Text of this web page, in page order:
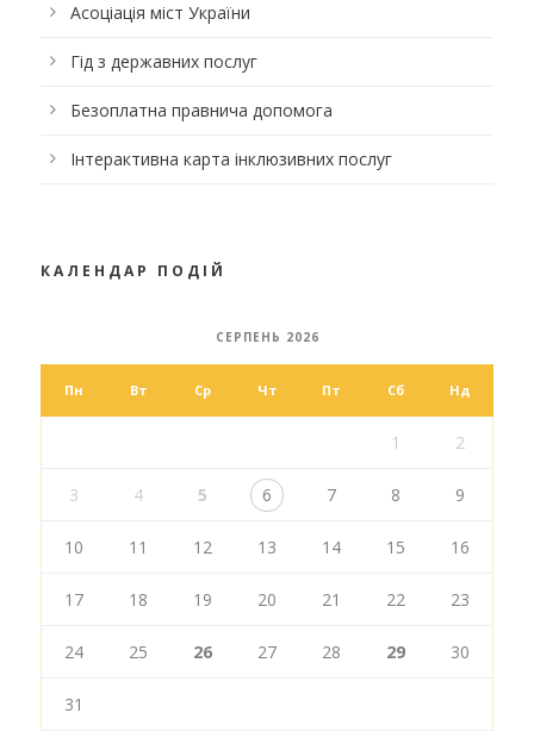
Асоціація міст України
Гід з державних послуг
Безоплатна правнича допомога
Інтерактивна карта інклюзивних послуг
КАЛЕНДАР ПОДІЙ
СЕРПЕНЬ 2026
Пн Вт Ср Чт Пт Сб Нд
1 2
3 4 5 6 7 8 9
10 11 12 13 14 15 16
17 18 19 20 21 22 23
24 25 26 27 28 29 30
31